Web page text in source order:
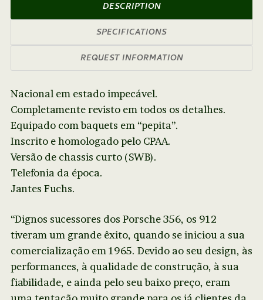
DESCRIPTION
SPECIFICATIONS
REQUEST INFORMATION
Nacional em estado impecável.
Completamente revisto em todos os detalhes.
Equipado com baquets em “pepita”.
Inscrito e homologado pelo CPAA.
Versão de chassis curto (SWB).
Telefonia da época.
Jantes Fuchs.
“Dignos sucessores dos Porsche 356, os 912
tiveram um grande êxito, quando se iniciou a sua
comercialização em 1965. Devido ao seu design, às
performances, à qualidade de construção, à sua
fiabilidade, e ainda pelo seu baixo preço, eram